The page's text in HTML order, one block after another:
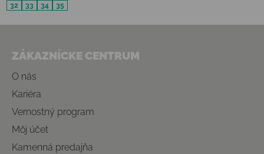
32
33 34 35
ZÁKAZNÍCKE CENTRUM
O nás
Kariéra
Vernostný program
Môj účet
Kamenná predajňa